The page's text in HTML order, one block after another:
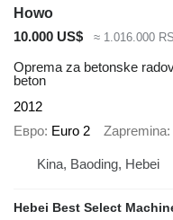
Howo
10.000 US$
≈ 1.016.000
Oprema za betonske
beton
2012
Евро Euro 2 Zapremina
Kina, Baoding, Hebei
Hebei Best Select